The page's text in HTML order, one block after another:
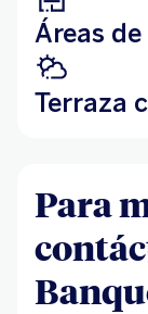
Áreas
Terraza
Para